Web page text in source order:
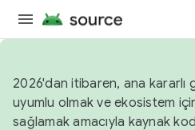
2026'dan itibaren, ana kararlı
uyumlu olmak ve ekosistem
sağlamak amacıyla kaynak